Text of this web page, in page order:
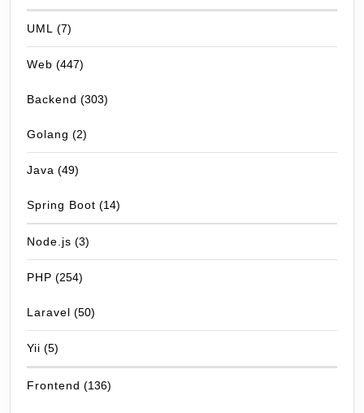
UML (7)
Web (447)
Backend (303)
Golang (2)
Java (49)
Spring Boot (14)
Node.js (3)
PHP (254)
Laravel (50)
Yii (5)
Frontend (136)